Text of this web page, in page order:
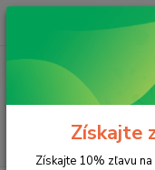
(Po-Pia, 8-17 hod.)
Získajte
Získajte 10% zľavu